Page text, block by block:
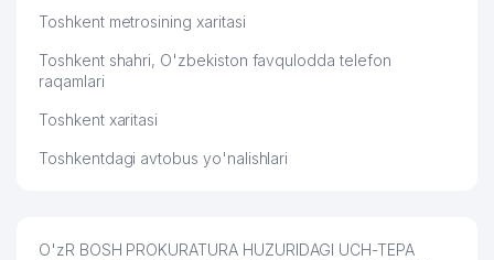
Toshkent metrosining xaritasi
Toshkent shahri, O'zbekiston favqulodda telefon
raqamlari
Toshkent xaritasi
Toshkentdagi avtobus yo'nalishlari
O'zR BOSH PROKURATURA HUZURIDAGI UCH-TEPA